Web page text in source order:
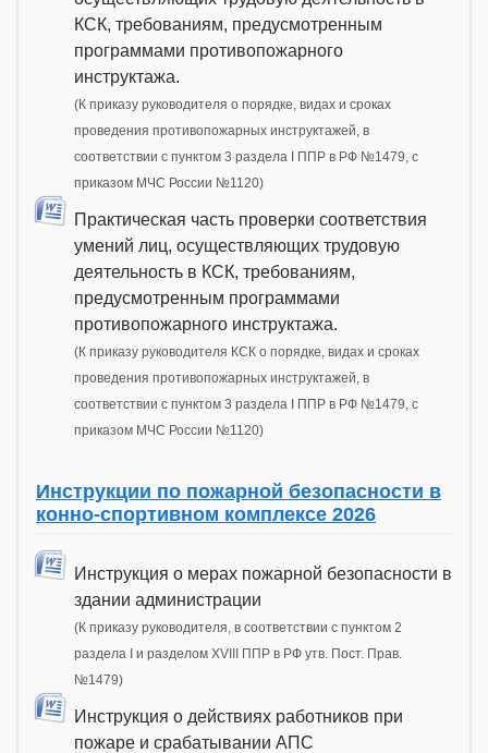
КСК, требованиям, предусмотренным
программами противопожарного
инструктажа.
(К приказу руководителя о порядке, видах и сроках
проведения противопожарных инструктажей, в
соответствии с пунктом 3 раздела I ППР в РФ №1479, с
приказом МЧС России №1120)
Практическая часть проверки соответствия
умений лиц, осуществляющих трудовую
деятельность в КСК, требованиям,
предусмотренным программами
противопожарного инструктажа.
(К приказу руководителя КСК о порядке, видах и сроках
проведения противопожарных инструктажей, в
соответствии с пунктом 3 раздела I ППР в РФ №1479, с
приказом МЧС России №1120)
Инструкции по пожарной безопасности в
конно-спортивном комплексе 2026
Инструкция о мерах пожарной безопасности в
здании администрации
(К приказу руководителя, в соответствии с пунктом 2
раздела I и разделом XVIII ППР в РФ утв. Пост. Прав.
№1479)
Инструкция о действиях работников при
пожаре и срабатывании АПС